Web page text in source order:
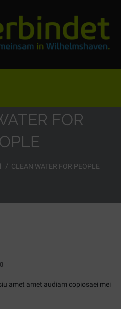
FOR
CLEAN WATER FOR PEOPLE
0
amet amet audiam copiosaei mei